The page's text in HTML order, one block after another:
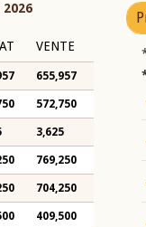
VENTE
655,957
572,750
3,625
769,250
704,250
409,500